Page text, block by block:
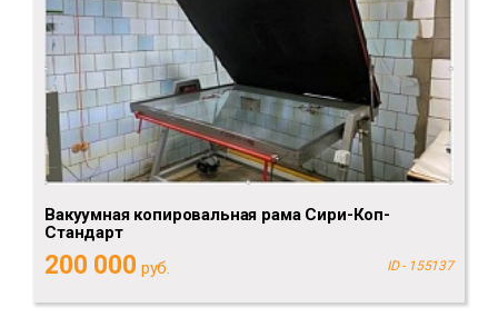
Вакуумная копировальная рама Сири-Коп-
Стандарт
200 000 руб. ID - 155137